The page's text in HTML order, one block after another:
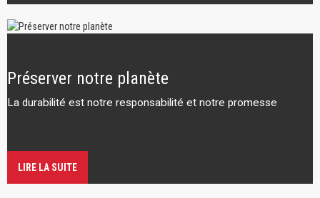
Préserver notre planète
La durabilité est notre responsabilité et notre promesse
LIRE LA SUITE